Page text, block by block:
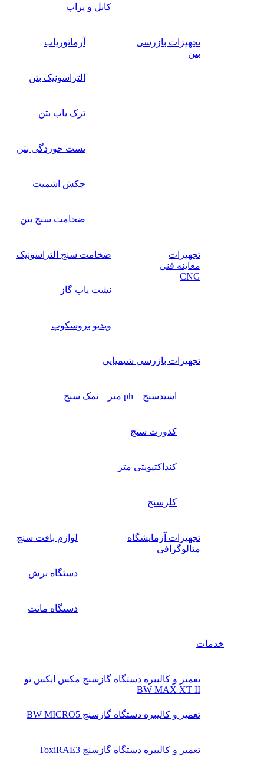
کابل و پراب
تجهیزات بازرسی
بتن
آرماتوریاب
التراسونیک بتن
ترک یاب بتن
تست خوردگی بتن
چکش اشمیت
ضخامت سنج بتن
تجهیزات
معاینه فنی
CNG
ضخامت سنج التراسونیک
نشت یاب گاز
ویدیو بروسکوپ
تجهیزات بازرسی شیمیایی
اسیدسنج – ph متر – نمک سنج
کدورت سنج
کنداکتیویتی متر
کلرسنج
تجهیزات آزمایشگاه
متالوگرافی
لوازم بافت سنج
دستگاه برش
دستگاه مانت
خدمات
تعمیر و کالیبره دستگاه گازسنج مکس ایکس تو
BW MAX XT II
تعمیر و کالیبره دستگاه گازسنج BW MICRO5
تعمیر و کالیبره دستگاه گازسنج ToxiRAE3